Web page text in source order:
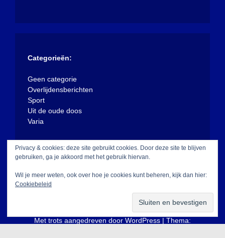
Categorieën:
Geen categorie
Overlijdensberichten
Sport
Uit de oude doos
Varia
Met trots aangedreven door WordPress | Thema:
Privacy & cookies: deze site gebruikt cookies. Door deze site te blijven
gebruiken, ga je akkoord met het gebruik hiervan.
Wil je meer weten, ook over hoe je cookies kunt beheren, kijk dan hier:
Cookiebeleid